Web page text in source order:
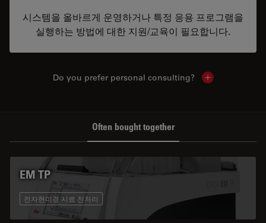
시스템을 올바르게 운영하거나 특정 응용 프로그램을
실행하는 방법에 대한 지원/교육이 필요합니다.
Do you prefer personal consulting? Show local
Often bought together
EM TP
전자현미경 시료 전처리